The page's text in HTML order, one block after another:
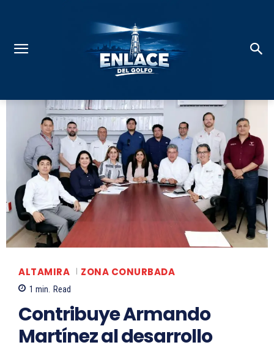
ALTAMIRA ZONA CONURBADA
1 min. Read
Contribuye Armando
Martínez al desarrollo